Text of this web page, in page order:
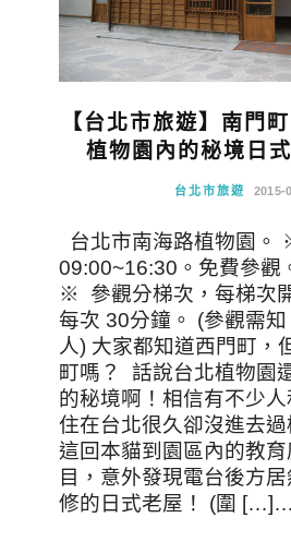
【台北市旅遊】南門
植物園內的秘境日
台北市旅遊 2015-
台北市南海路植物園。
09:00~16:30。免費參觀
※ 參觀分梯次，每梯次
每次 30分鐘。 (參觀需
人) 大家都知道西門町，
町嗎？ 話說台北植物園
的秘境啊！相信有不少人
住在台北很久卻沒進去過
這回本貓到園區內的教
目，意外發現電台後方
修的日式老屋！ (圍 […]…